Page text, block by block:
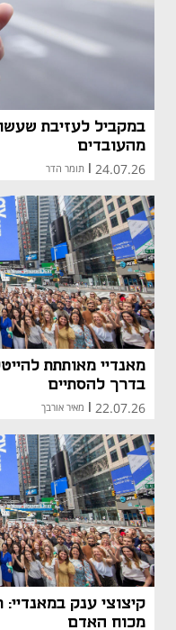
מהעובדים
24.07.26
| תומר הדר
מאנדיי מאותתת
בדרך להסתיים
22.07.26
| מאיר אורבך
מכוח האדם